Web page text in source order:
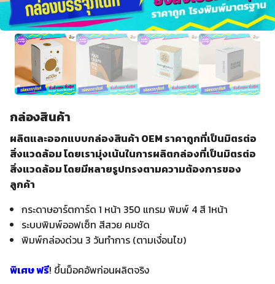
กล่องสินค้า
ผลิตและออกแบบกล่องสินค้า OEM ราคาถูกที่เป็นมิตรต่อ
สิ่งแวดล้อม โดยเรามุ่งเน้นในการผลิตกล่องที่เป็นมิตรต่อ
สิ่งแวดล้อม โดยมีหลายรูปทรงตามความต้องการของ
ลูกค้า
กระดาษอาร์ตการ์ด 1 หน้า 350 แกรม พิมพ์ 4 สี 1หน้า
ระบบพิมพ์ออฟเซ็ท สีสวย คมชัด
พิมพ์กล่องด่วน 3 วันทำการ (ตามเงื่อนไข)
พิเศษ ฟรี! ขึ้นม็อคอัพก่อนผลิตจริง